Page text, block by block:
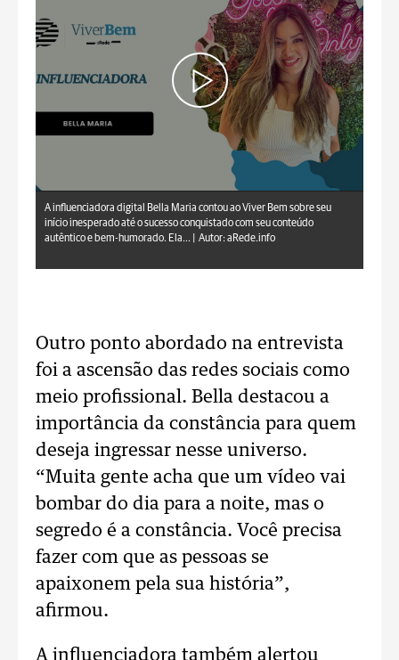
A influenciadora digital Bella Maria contou ao Viver Bem sobre seu
início inesperado até o sucesso conquistado com seu conteúdo
autêntico e bem-humorado. Ela... |
Autor: aRede.info
Outro ponto abordado na entrevista
foi a ascensão das redes sociais como
meio profissional. Bella destacou a
importância da constância para quem
deseja ingressar nesse universo.
“Muita gente acha que um vídeo vai
bombar do dia para a noite, mas o
segredo é a constância. Você precisa
fazer com que as pessoas se
apaixonem pela sua história”,
afirmou.
A influenciadora também alertou